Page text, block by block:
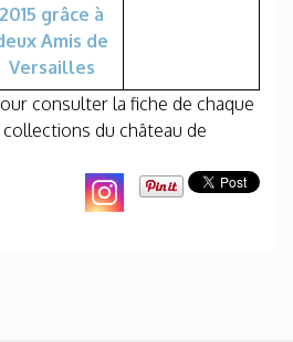
2015 grâce à
Amis de
Versailles
consulter la fiche de chaque
du château de